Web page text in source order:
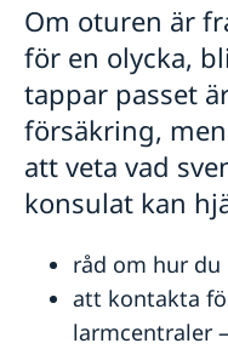
Levnadsintyg i Mexiko
Pass i Mexiko
Passansökan för
Ansökan om, eller
18 år i Mexiko
Provisoriskt pass i
Legaliseringar i
Om svenskt
Konsulära avgifter i
Körkort i Mexiko
Akut hjälp i Mexiko
Gifta sig i Mexiko
Advokatlista i Mexiko
Reseinformation i
Om oturen är
för en olycka,
tappar passet
försäkring,
att veta vad
konsulat kan
råd om hur du
att kontakta
larmcentraler